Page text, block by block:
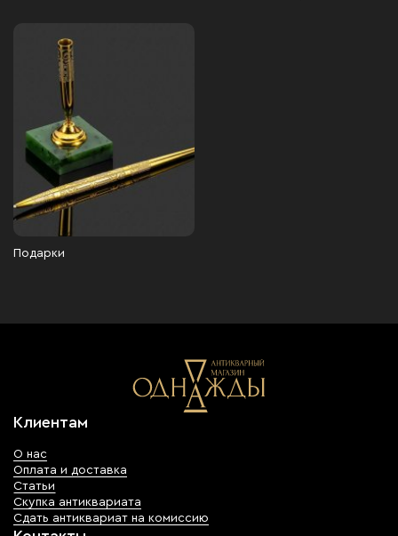
Подарки
Клиентам
О нас
Оплата и доставка
Статьи
Скупка антиквариата
Сдать антиквариат на комиссию